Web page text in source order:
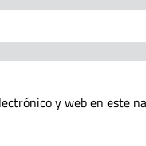
y web en este